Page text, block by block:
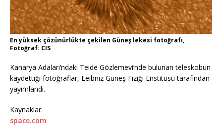
En yüksek çözünürlükte çekilen Güneş lekesi fotoğrafı,
Fotoğraf: CIS
Kanarya Adaları’ndaki Teide Gözlemevi’nde bulunan teleskobun
kaydettiği fotoğraflar, Leibniz Güneş Fiziği Enstitüsü tarafından
yayımlandı.
Kaynaklar:
space.com